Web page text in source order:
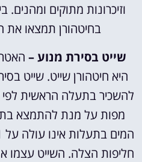
וזיכרונות מתוקים
בחיטהורן תמצאו את
שייט בסירת מנוע –
היא חיטהורן שייט. שייט
להשכיר בתעלה הראשית
מפות על מנת להתמצא
חליפות הצלה. השייט עצמו